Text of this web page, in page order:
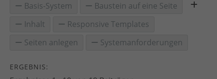
Basis-System
Baustein auf eine Seite
Inhalt
Responsive Templates
Seiten anlegen
Systemanforderungen
ERGEBNIS: